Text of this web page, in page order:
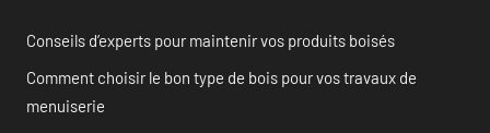
Conseils d’experts pour maintenir vos produits boisés
Comment choisir le bon type de bois pour vos travaux de
menuiserie